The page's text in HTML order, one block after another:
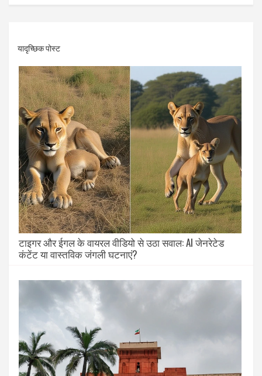
यादृच्छिक पोस्ट
टाइगर और ईगल के वायरल वीडियो से उठा सवाल: AI जेनरेटेड
कंटेंट या वास्तविक जंगली घटनाएं?